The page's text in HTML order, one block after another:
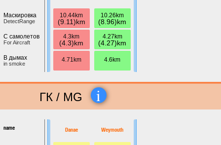
Маскировка
DetectRange
С самолетов
For Aircraft
В дымах
in smoke
10.44km
(9.11)km
4.3km
(4.3)km
4.71km
10.26km
(8.96)km
4.27km
(4.27)km
4.6km
ГК / MG i
name Danae Weymouth